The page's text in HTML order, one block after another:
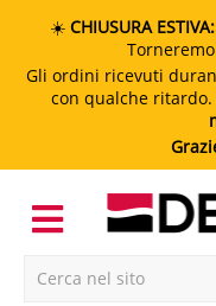
☀️ CHIUSURA ESTIVA:
Gli ordini ricevuti
con qualche ritardo.